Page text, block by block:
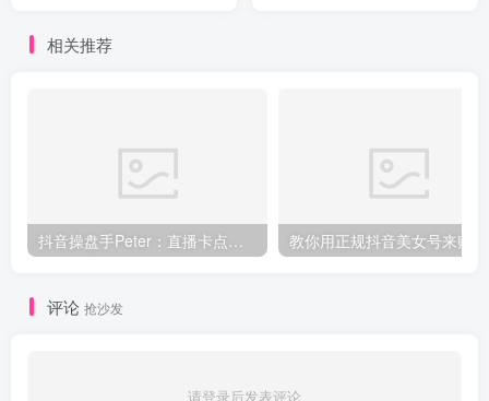
相关推荐
抖音操盘手Peter：直播卡点、直播间冷启动分享
评论 抢沙发
请登录后发表评论